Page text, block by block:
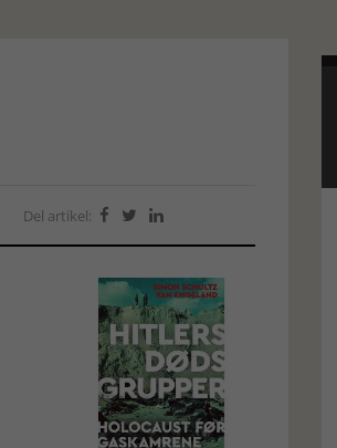
Del artikel:   